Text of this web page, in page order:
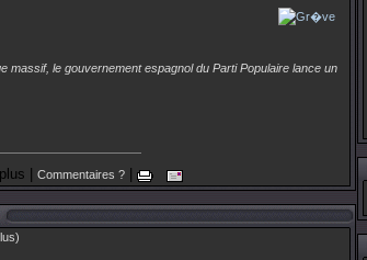
le gouvernement espagnol du Parti Populaire lance un
| Commentaires ?|